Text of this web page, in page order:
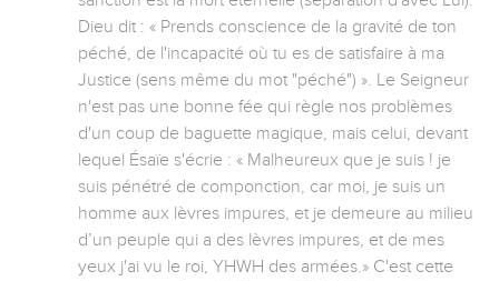
Dieu dit : « Prends conscience de la gravité de ton
péché, de l'incapacité où tu es de satisfaire à ma
Justice (sens même du mot "péché") ». Le Seigneur
n'est pas une bonne fée qui règle nos problèmes
d'un coup de baguette magique, mais celui, devant
lequel Ésaïe s'écrie : « Malheureux que je suis ! je
suis pénétré de componction, car moi, je suis un
homme aux lèvres impures, et je demeure au milieu
d’un peuple qui a des lèvres impures, et de mes
yeux j'ai vu le roi, YHWH des armées.» C'est cette